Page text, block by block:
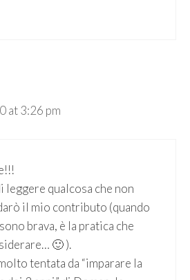
at 3:26 pm
leggere qualcosa che non
il mio contributo (quando
brava, è la pratica che
🙂 ).
tentata da “imparare la